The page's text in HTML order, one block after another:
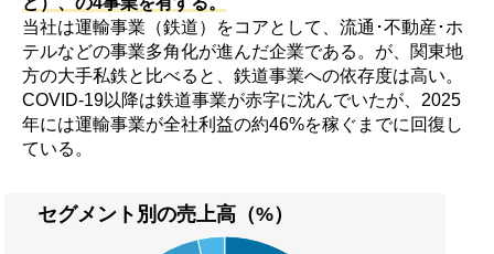
当社は運輸事業（鉄道）をコアとして、流通･不動産･ホ
テルなどの事業多角化が進んだ企業である。が、関東地
方の大手私鉄と比べると、鉄道事業への依存度は高い。
COVID-19以降は鉄道事業が赤字に沈んでいたが、2025
年には運輸事業が全社利益の約46%を稼ぐまでに回復し
ている。
セグメント別の売上高（%）